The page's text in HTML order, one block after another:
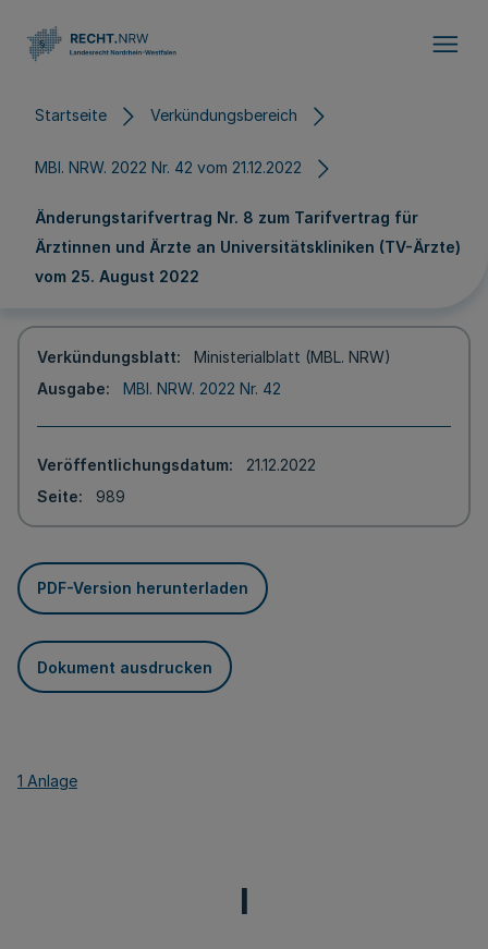
Startseite Verkündungsbereich
MBl. NRW. 2022 Nr. 42 vom 21.12.2022
Änderungstarifvertrag Nr. 8 zum Tarifvertrag für
Ärztinnen und Ärzte an Universitätskliniken (TV-Ärzte)
vom 25. August 2022
Verkündungsblatt
Ministerialblatt (MBL. NRW)
Ausgabe
MBl. NRW. 2022 Nr. 42
Veröffentlichungsdatum
21.12.2022
Seite
989
PDF-Version herunterladen
Dokument ausdrucken
1 Anlage
I